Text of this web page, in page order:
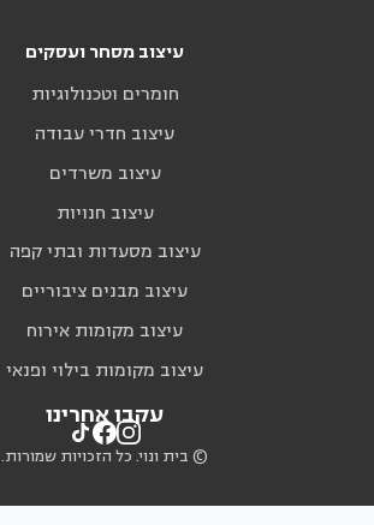
עיצוב מסחר ועסקים
חומרים וטכנולוגיות
עיצוב חדרי עבודה
עיצוב משרדים
עיצוב חנויות
עיצוב מסעדות ובתי קפה
עיצוב מבנים ציבוריים
עיצוב מקומות אירוח
עיצוב מקומות בילוי ופנאי
עקבו אחרינו
© בית ונוי. כל הזכויות שמורות.